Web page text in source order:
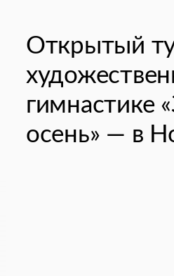
Открытый
гимнастике
осень» — в